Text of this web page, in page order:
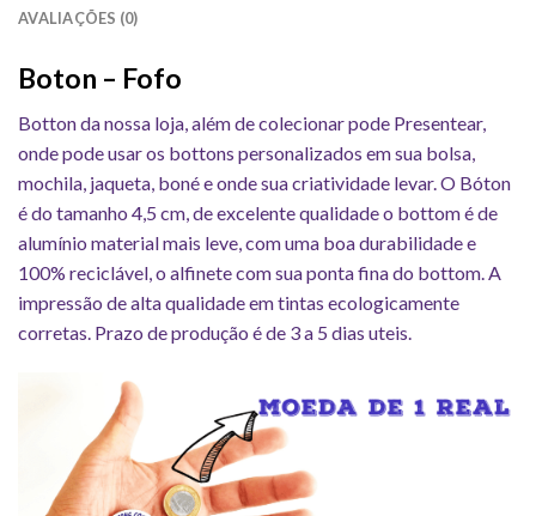
AVALIAÇÕES (0)
Boton – Fofo
Botton da nossa loja, além de colecionar pode Presentear,
onde pode usar os bottons personalizados em sua bolsa,
mochila, jaqueta, boné e onde sua criatividade levar. O Bóton
é do tamanho 4,5 cm, de excelente qualidade o bottom é de
alumínio material mais leve, com uma boa durabilidade e
100% reciclável, o alfinete com sua ponta fina do bottom. A
impressão de alta qualidade em tintas ecologicamente
corretas. Prazo de produção é de 3 a 5 dias uteis.